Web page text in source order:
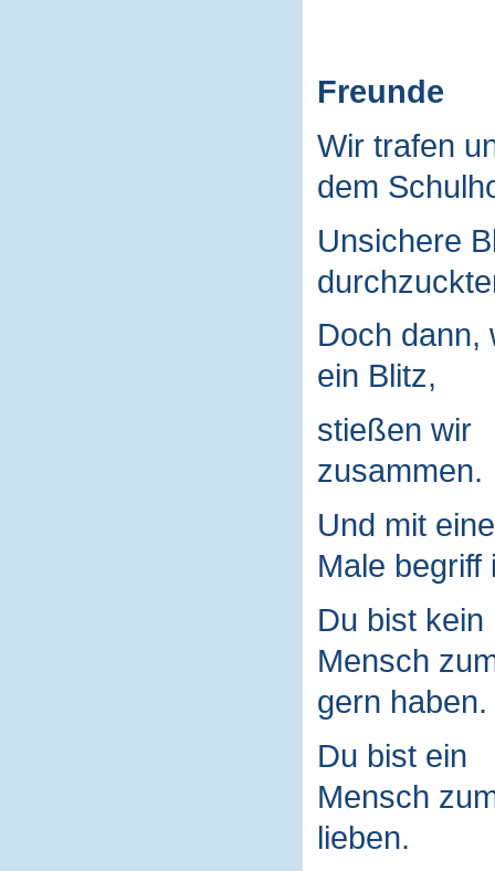
Freunde
Wir trafen
dem
Unsichere
Doch dann,
ein Blitz,
stießen wir
zusammen.
Und mit
Male begriff
Du bist kein
Mensch
gern haben.
Du bist ein
Mensch
lieben.